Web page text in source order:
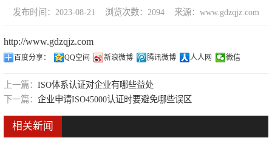
发布时间：2023-08-21 浏览次数：2094 来源：www.gdzqjz.com
http://www.gdzqjz.com
百度分享： QQ空间 新浪微博 腾讯微博 人人网 微信
上一篇： ISO体系认证对企业有哪些益处
下一篇： 企业申请ISO45000认证时要避免哪些误区
相关新闻
培训管理体系认证